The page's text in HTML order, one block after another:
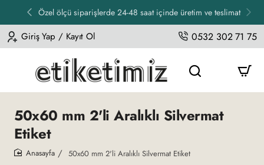
Özel ölçü siparişlerde 24-48 saat içinde üretim ve teslimat
Giriş Yap / Kayıt Ol 0532 302 71 75
50x60 mm 2'li Aralıklı Silvermat
Etiket
50x60 mm 2'li Aralıklı Silvermat Etiket